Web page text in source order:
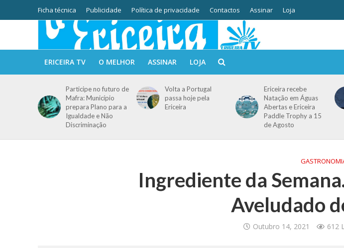
Ficha técnica Publicidade Política de privacidade Contactos Assinar Loja
ERICEIRA TV O MELHOR ASSINAR LOJA
Participe no futuro de
Mafra: Município
prepara Plano para a
Igualdade e Não
Discriminação
Volta a Portugal
passa hoje pela
Ericeira
Ericeira recebe
Natação em Águas
Abertas e Ericeira
Paddle Trophy a 15
de Agosto
Ingrediente da
Aveludado
Outubro 14, 2021 612